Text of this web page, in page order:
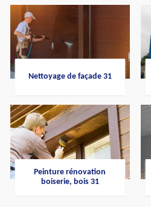
Nettoyage de façade 31
Peinture rénovation
boiserie, bois 31